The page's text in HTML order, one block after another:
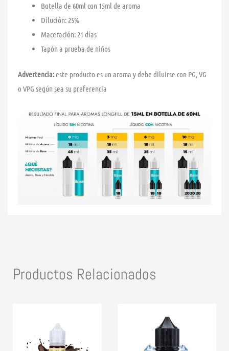
Botella de 60ml con 15ml de aroma
Dilución: 25%
Maceración: 21 días
Tapón a prueba de niños
Advertencia:este producto es un aroma y debe diluirse con PG, VG
o VPG según sea su preferencia
Productos Relacionados